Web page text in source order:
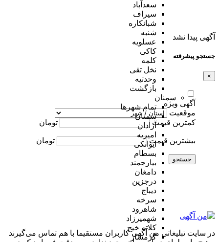
سعدآباد
سیراف
شبانکاره
شنبه
عسلویه
کاکی
کلمه
نخل تقی
وحدتیه
بازگشت
سمنان
تمام شهر‌ها
سمنان
آرادان
امیریه
ایوانکی
بسطام
بیارجمند
دامغان
درجزین
دیباج
سرخه
شاهرود
شهمیرزاد
کلاته خیج
گرمسار
آگهی پیدا نشد
جستجو پیشرفته
×
آگهی ویژه
موقعیت
کمترین قیمت
تومان
بیشترین قیمت تومان
جستجو
در سایت تبلیغاتی من آگهی کاربران مستقیما با هم تماس می‌گیرند